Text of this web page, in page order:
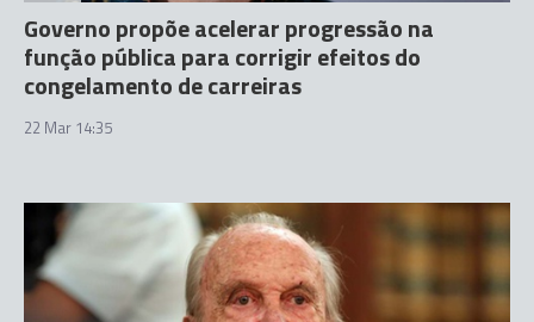
Governo propõe acelerar progressão na
função pública para corrigir efeitos do
congelamento de carreiras
22 Mar 14:35